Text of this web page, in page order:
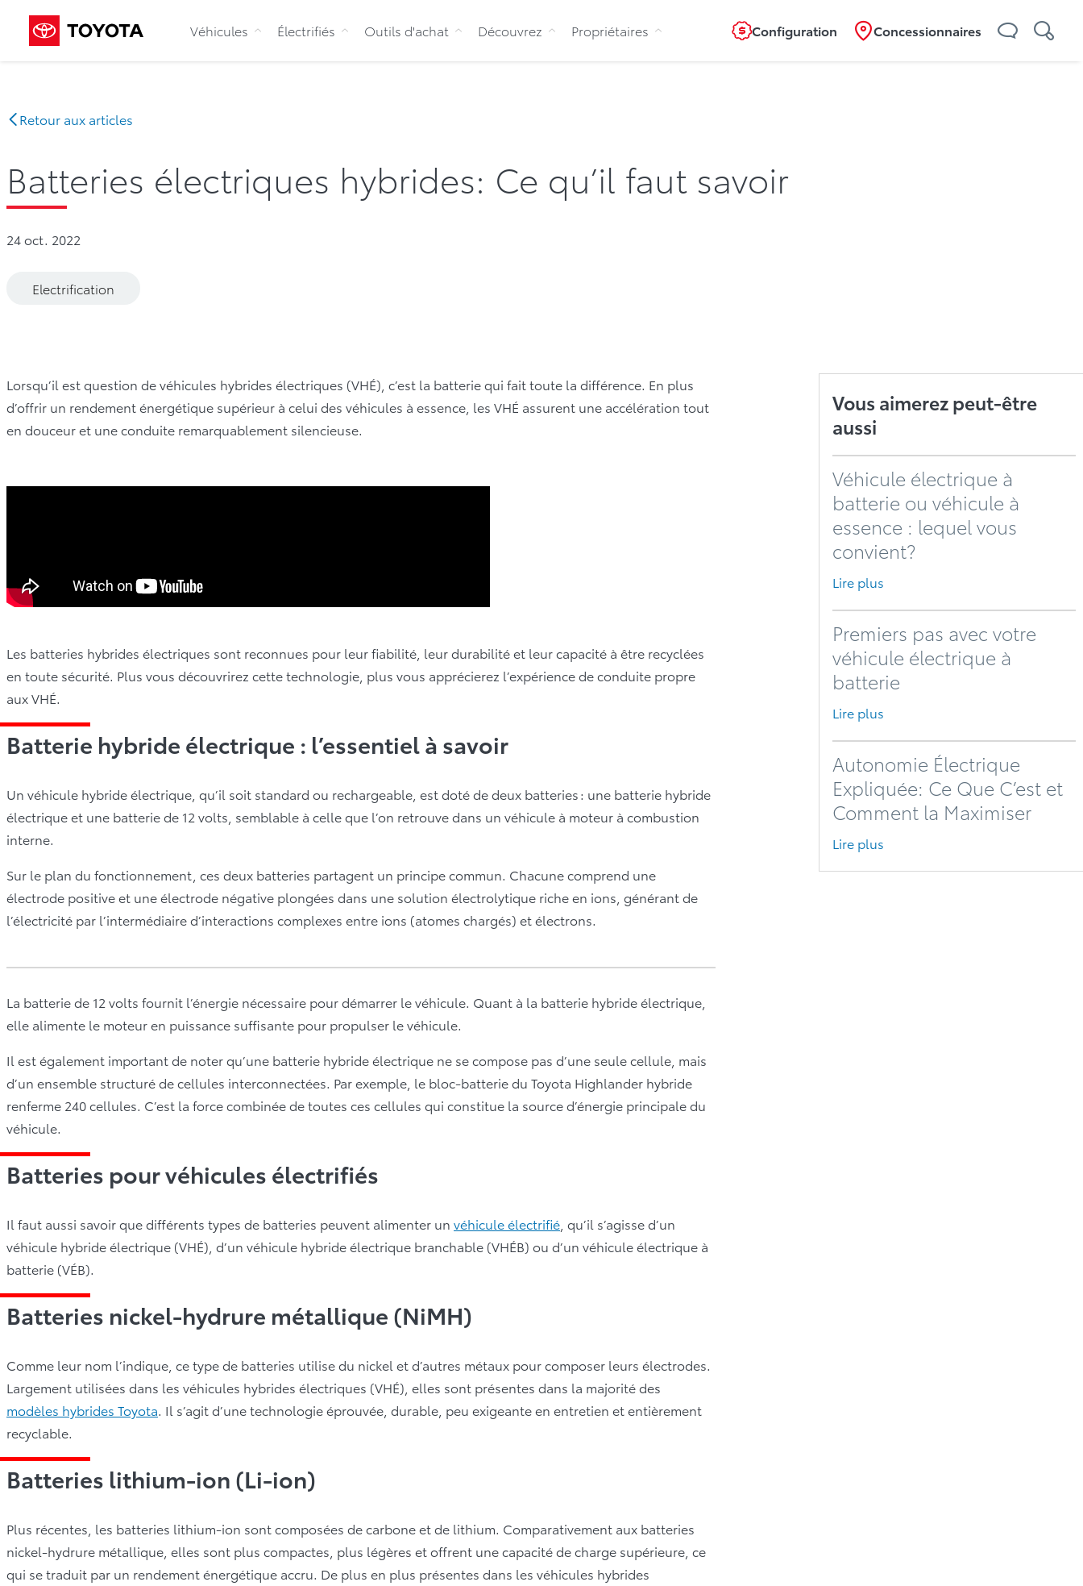
Véhicules Électrifiés Outils d'achat Découvrez Propriétaires Configuration Concessionnaires
Retour aux articles
Batteries électriques hybrides: Ce qu’il faut savoir
24 oct. 2022
Electrification
Lorsqu’il est question de véhicules hybrides électriques (VHÉ), c’est la batterie qui fait toute la différence. En plus
d’offrir un rendement énergétique supérieur à celui des véhicules à essence, les VHÉ assurent une accélération tout
en douceur et une conduite remarquablement silencieuse.
Les batteries hybrides électriques sont reconnues pour leur fiabilité, leur durabilité et leur capacité à être recyclées
en toute sécurité. Plus vous découvrirez cette technologie, plus vous apprécierez l’expérience de conduite propre
aux VHÉ.
Batterie hybride électrique : l’essentiel à savoir
Un véhicule hybride électrique, qu’il soit standard ou rechargeable, est doté de deux batteries : une batterie hybride
électrique et une batterie de 12 volts, semblable à celle que l’on retrouve dans un véhicule à moteur à combustion
interne.
Sur le plan du fonctionnement, ces deux batteries partagent un principe commun. Chacune comprend une
électrode positive et une électrode négative plongées dans une solution électrolytique riche en ions, générant de
l’électricité par l’intermédiaire d’interactions complexes entre ions (atomes chargés) et électrons.
La batterie de 12 volts fournit l’énergie nécessaire pour démarrer le véhicule. Quant à la batterie hybride électrique,
elle alimente le moteur en puissance suffisante pour propulser le véhicule.
Il est également important de noter qu’une batterie hybride électrique ne se compose pas d’une seule cellule, mais
d’un ensemble structuré de cellules interconnectées. Par exemple, le bloc-batterie du Toyota Highlander hybride
renferme 240 cellules. C’est la force combinée de toutes ces cellules qui constitue la source d’énergie principale du
véhicule.
Batteries pour véhicules électrifiés
Il faut aussi savoir que différents types de batteries peuvent alimenter un véhicule électrifié , qu’il s’agisse d’un
véhicule hybride électrique (VHÉ), d’un véhicule hybride électrique branchable (VHÉB) ou d’un véhicule électrique à
batterie (VÉB).
Batteries nickel-hydrure métallique (NiMH)
Comme leur nom l’indique, ce type de batteries utilise du nickel et d’autres métaux pour composer leurs électrodes.
Largement utilisées dans les véhicules hybrides électriques (VHÉ), elles sont présentes dans la majorité des
modèles hybrides Toyota. Il s’agit d’une technologie éprouvée, durable, peu exigeante en entretien et entièrement
recyclable.
Batteries lithium-ion (Li-ion)
Plus récentes, les batteries lithium-ion sont composées de carbone et de lithium. Comparativement aux batteries
nickel-hydrure métallique, elles sont plus compactes, plus légères et offrent une capacité de charge supérieure, ce
qui se traduit par un rendement énergétique accru. De plus en plus présentes dans les véhicules hybrides
Vous aimerez peut-être
aussi
Véhicule électrique à
batterie ou véhicule à
essence : lequel vous
convient?
Lire plus
Premiers pas avec votre
véhicule électrique à
batterie
Lire plus
Autonomie Électrique
Expliquée: Ce Que C’est et
Comment la Maximiser
Lire plus